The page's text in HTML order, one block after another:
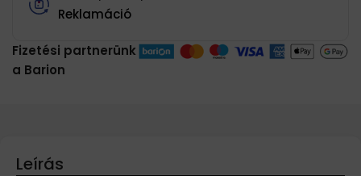
Reklamáció
Fizetési partnerünk
a Barion
Leírás